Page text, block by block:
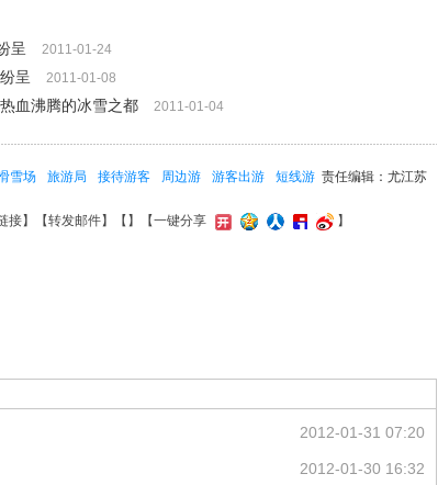
呈
2011-01-24
呈 2011-01-08
血沸腾的冰雪之都 2011-01-04
责任编辑：尤江苏
雪场 旅游局 接待游客 周边游 游客出游 短线游
接】【转发邮件】【 】 【一键分享 】
2012-01-31 07:20
2012-01-30 16:32